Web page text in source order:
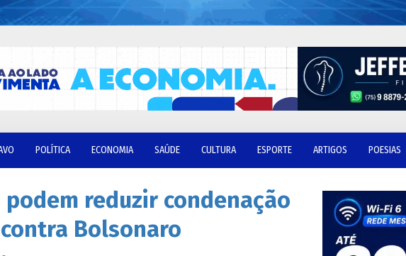
POLÍTICA ECONOMIA SAÚDE CULTURA ESPORTE ARTIGOS POESIAS
reduzir condenação
Bolsonaro